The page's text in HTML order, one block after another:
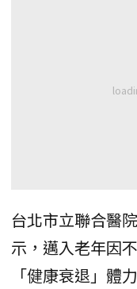
台北市立聯合醫
示，邁入老年因
「健康衰退」體